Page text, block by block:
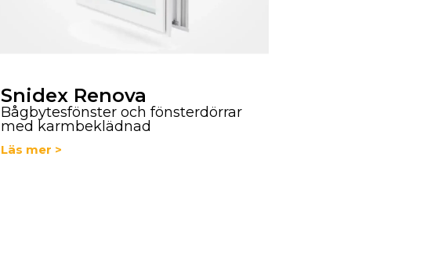
Snidex Renova
Bågbytesfönster och fönsterdörrar
med karmbeklädnad
Läs mer >